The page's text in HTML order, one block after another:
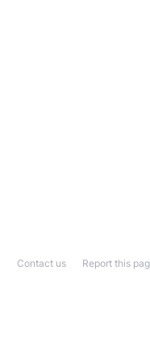
Report this
Contact us